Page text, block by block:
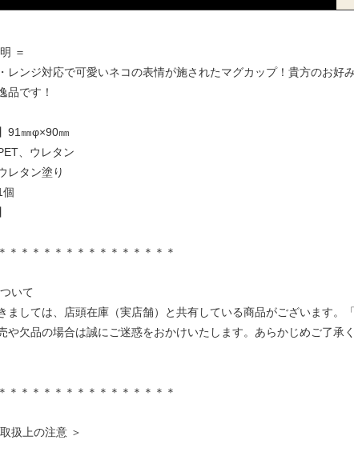
＝
レンジ対応で可愛いネコの表情が施されたマグカップ！貴方のお
品です！
91㎜φ×90㎜
、ウレタン
レタン塗り
個
＊＊＊＊＊＊＊＊＊＊＊＊＊＊＊
いて
ましては、店頭在庫（実店舗）と共有している商品がございます
や欠品の場合は誠にご迷惑をおかけいたします。あらかじめご了
＊＊＊＊＊＊＊＊＊＊＊＊＊＊＊
扱上の注意 ＞